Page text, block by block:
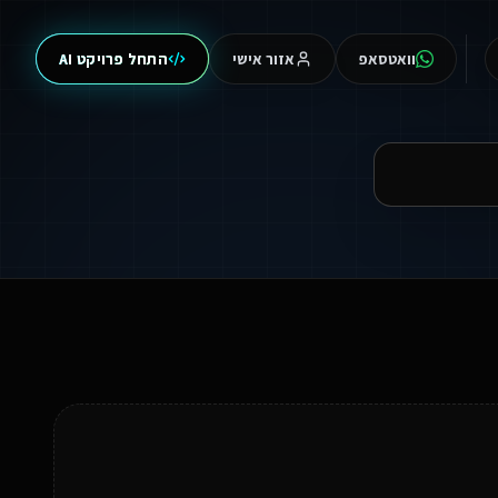
וואטסאפ אזור אישי התחל פרויקט AI